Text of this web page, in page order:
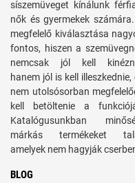
síszemüveget kínálunk
nők és gyermekek
megfelelő kiválasztása
fontos, hiszen a
nemcsak jól kell
hanem jól is kell illeszkednie,
nem utolsósorban
kell betöltenie a
Katalógusunkban
márkás termékeket
amelyek nem hagyják
BLOG